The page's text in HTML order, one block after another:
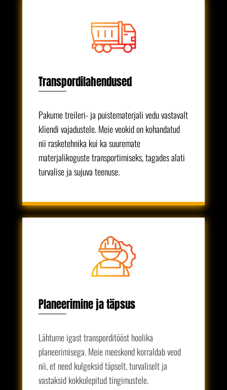
Transpordilahendused
Pakume treileri- ja puistematerjali vedu vastavalt
kliendi vajadustele. Meie veokid on kohandatud
nii rasketehnika kui ka suuremate
materjalikoguste transportimiseks, tagades alati
turvalise ja sujuva teenuse.
Planeerimine ja täpsus
Lähtume igast transporditööst hoolika
planeerimisega. Meie meeskond korraldab veod
nii, et need kulgeksid täpselt, turvaliselt ja
vastaksid kokkulepitud tingimustele.